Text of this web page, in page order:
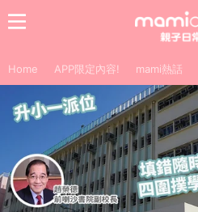
Home APP限定內容! mami熱話